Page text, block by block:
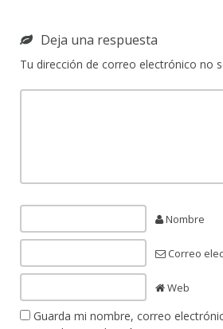
Deja una respuesta
Tu dirección de correo electrónico no
Nombre
Correo
Web
Guarda mi nombre, correo